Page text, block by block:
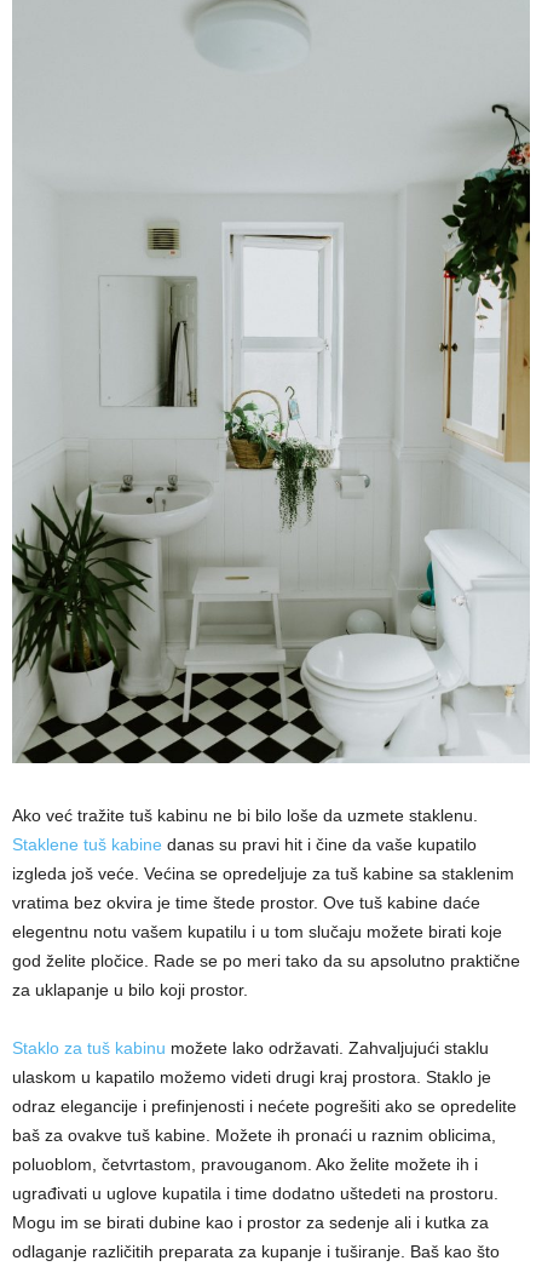
Ako već tražite tuš kabinu ne bi bilo loše da uzmete staklenu.
Staklene tuš kabine danas su pravi hit i čine da vaše kupatilo
izgleda još veće. Većina se opredeljuje za tuš kabine sa staklenim
vratima bez okvira je time štede prostor. Ove tuš kabine daće
elegentnu notu vašem kupatilu i u tom slučaju možete birati koje
god želite pločice. Rade se po meri tako da su apsolutno praktične
za uklapanje u bilo koji prostor.
Staklo za tuš kabinu možete lako održavati. Zahvaljujući staklu
ulaskom u kapatilo možemo videti drugi kraj prostora. Staklo je
odraz elegancije i prefinjenosti i nećete pogrešiti ako se opredelite
baš za ovakve tuš kabine. Možete ih pronaći u raznim oblicima,
poluoblom, četvrtastom, pravouganom. Ako želite možete ih i
ugrađivati u uglove kupatila i time dodatno uštedeti na prostoru.
Mogu im se birati dubine kao i prostor za sedenje ali i kutka za
odlaganje različitih preparata za kupanje i tuširanje. Baš kao što